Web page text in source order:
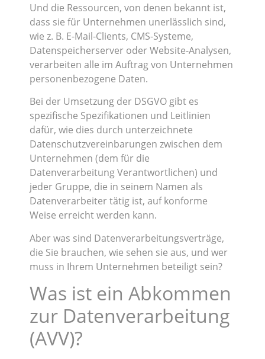
Und die Ressourcen, von denen bekannt ist,
dass sie für Unternehmen unerlässlich sind,
wie z. B. E-Mail-Clients, CMS-Systeme,
Datenspeicherserver oder Website-Analysen,
verarbeiten alle im Auftrag von Unternehmen
personenbezogene Daten.
Bei der Umsetzung der DSGVO gibt es
spezifische Spezifikationen und Leitlinien
dafür, wie dies durch unterzeichnete
Datenschutzvereinbarungen zwischen dem
Unternehmen (dem für die
Datenverarbeitung Verantwortlichen) und
jeder Gruppe, die in seinem Namen als
Datenverarbeiter tätig ist, auf konforme
Weise erreicht werden kann.
Aber was sind Datenverarbeitungsverträge,
die Sie brauchen, wie sehen sie aus, und wer
muss in Ihrem Unternehmen beteiligt sein?
Was ist ein Abkommen
zur Datenverarbeitung
(AVV)?